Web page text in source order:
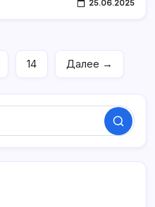
25.06.2025
14 Далее →
Поиск